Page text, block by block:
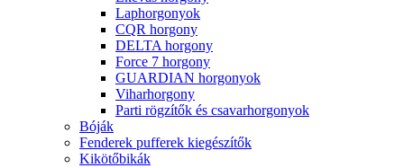
Laphorgonyok
CQR horgony
DELTA horgony
Force 7 horgony
GUARDIAN horgonyok
Viharhorgony
Parti rögzítők és csavarhorgonyok
Bóják
Fenderek pufferek kiegészítők
Kikötőbikák